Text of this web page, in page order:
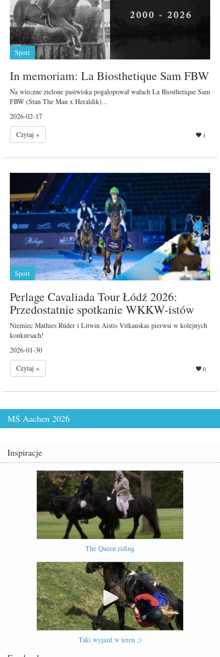
Sport
In memoriam: La Biosthetique Sam FBW
Na wieczne zielone pastwiska pogalopował wałach La Biosthetique Sam
FBW (Stan The Man x Heraldik)...
2026-02-17
Czytaj »
1
Sport
Perlage Cavaliada Tour Łódź 2026:
Przedostatnie spotkanie WKKW-istów
Niemiec Mathies Rüder i Litwin Aistis Vitkauskas pierwsi w kolejnych
konkursach!
2026-01-30
Czytaj »
0
MŚ Aachen 2026
Inspiracje
The Queen riding
Taki wyjazd w teren ;)